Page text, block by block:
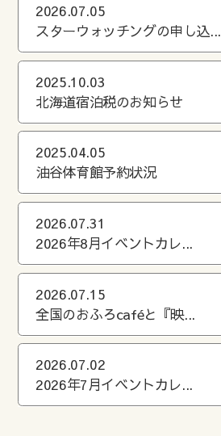
2026.07.05
スターウォッチングの申し込...
2025.10.03
北海道宿泊税のお知らせ
2025.04.05
油谷体育館予約状況
2026.07.31
2026年8月イベントカレ...
2026.07.15
全国のおふろcaféと『映...
2026.07.02
2026年7月イベントカレ...